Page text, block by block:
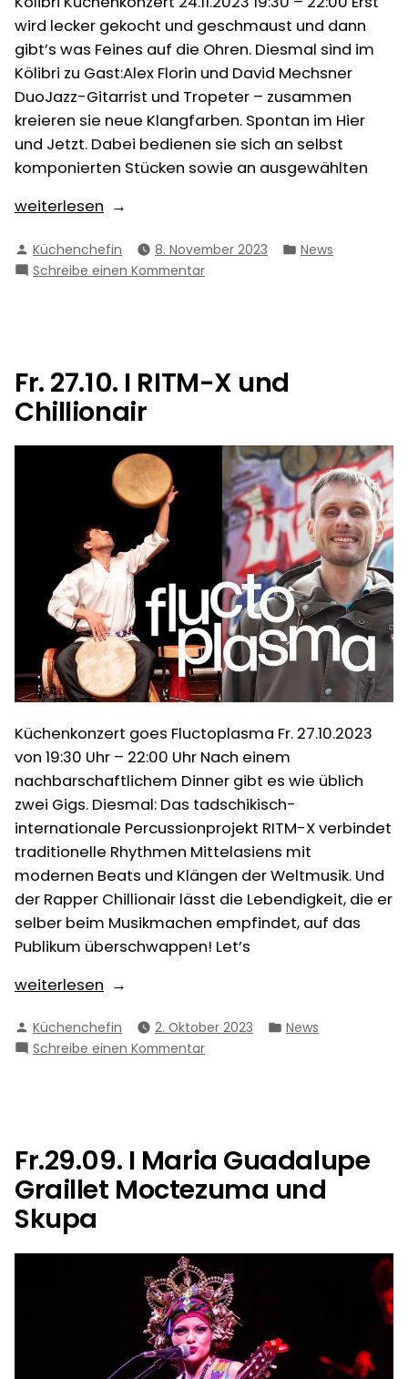
wird lecker gekocht und geschmaust und dann
gibt’s was Feines auf die Ohren. Diesmal sind im
Kölibri zu Gast:Alex Florin und David Mechsner
DuoJazz-Gitarrist und Tropeter – zusammen
kreieren sie neue Klangfarben. Spontan im Hier
und Jetzt. Dabei bedienen sie sich an selbst
komponierten Stücken sowie an ausgewählten
„24.11.
19:30
Uhr
Mechsner
Dou
I
Djangonauten“
weiterlesen
Verfasst
von
Küchenchefin 8. November 2023
Veröffentlicht
News
Schreibe einen Kommentarzu
Alex
Dou
Djangonauten
Fr. 27.10. I RITM-X und
Chillionair
Küchenkonzert goes Fluctoplasma Fr. 27.10.2023
von 19:30 Uhr – 22:00 Uhr Nach einem
nachbarschaftlichem Dinner gibt es wie üblich
zwei Gigs. Diesmal: Das tadschikisch-
internationale Percussionprojekt RITM-X verbindet
traditionelle Rhythmen Mittelasiens mit
modernen Beats und Klängen der Weltmusik. Und
der Rapper Chillionair lässt die Lebendigkeit, die er
selber beim Musikmachen empfindet, auf das
Publikum überschwappen! Let’s
„Fr.
I
RITM-
weiterlesen
Verfasst
von
Küchenchefin 2. Oktober 2023
Veröffentlicht
News
Schreibe einen Kommentarzu
und
Chillionair
Fr.29.09. I Maria Guadalupe
Graillet Moctezuma und
Skupa